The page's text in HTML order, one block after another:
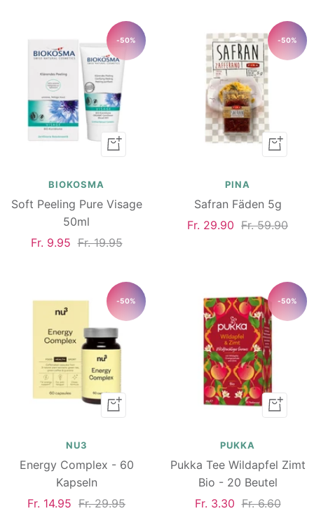
-50%
In
BIOKOSMA
Soft Peeling Pure Visage
50ml
Angebotspreis
Fr. 9.95 Regulärer
Fr. 19.95
-50%
In
PINA
Safran Fäden 5g
Angebotspreis
Fr. 29.90 Regulärer
Fr. 59.90
-50%
In
NU3
Energy Complex - 60
Kapseln
Angebotspreis
Fr. 14.95 Regulärer
Fr. 29.95
-50%
In
PUKKA
Pukka Tee Wildapfel Zimt
Bio - 20 Beutel
Angebotspreis
Fr. 3.30 Regulärer
Fr. 6.60